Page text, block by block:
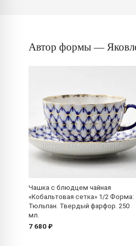
Автор формы —
Чашка с блюдцем чайная
«Кобальтовая сетка» 1/2 Форма:
Тюльпан. Твердый фарфор. 250
мл.
7 680 ₽